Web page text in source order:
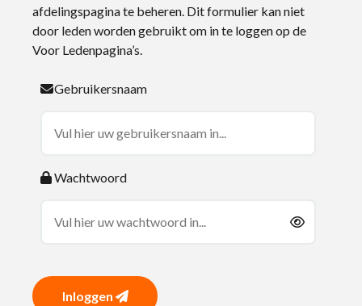
afdelingspagina te beheren. Dit formulier kan niet
door leden worden gebruikt om in te loggen op de
Voor Ledenpagina’s.
Gebruikersnaam
Wachtwoord
Inloggen